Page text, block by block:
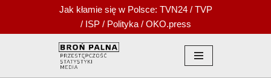
Przejdź
Jak kłamie się w Polsce: TVN24/ TVP
/ ISP/ Polityka/ OKO.press